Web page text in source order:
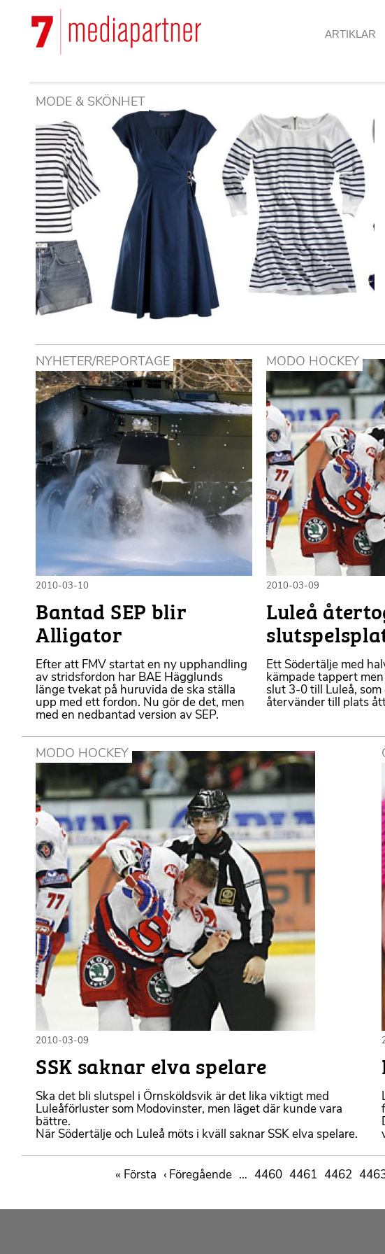
huvudinnehåll
ARTIKLAR
MODE & SKÖNHET
NYHETER/REPORTAGE
2010-03-10
Bantad SEP blir
Alligator
Efter att FMV startat en ny upphandling
av stridsfordon har BAE Hägglunds
länge tvekat på huruvida de ska ställa
upp med ett fordon. Nu gör de det, men
med en nedbantad version av SEP.
MODO HOCKEY
2010-03-09
Luleå
Ett Södertälje med
kämpade tappert
slut 3-0 till Luleå, som
återvänder till plats
MODO HOCKEY
2010-03-09
SSK saknar elva spelare
Ska det bli slutspel i Örnsköldsvik är det lika viktigt med
Luleåförluster som Modovinster, men läget där kunde vara
bättre.
När Södertälje och Luleå möts i kväll saknar SSK elva spelare.
First
« Första
Föregående
‹ Föregående … Sida
4460 Sida
4461 Sida
4462 Sida